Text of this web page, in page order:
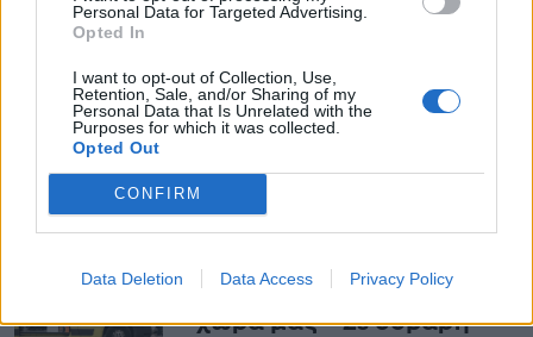
Personal Data for Targeted Advertising.
Opted In
I want to opt-out of Collection, Use,
Retention, Sale, and/or Sharing of my
Personal Data that Is Unrelated with the
Purposes for which it was collected.
Opted Out
CONFIRM
Data Deletion Data Access Privacy Policy
που είχαν μείνει πίσω. Νέες συνεργασίες,
αλλαγή κατεύθυνσης μπορεί να
αποδειχθούν ιδιαίτερα θετικές.
Προτεινόμενο Άρθρο
Έκτακτη είδηση: Σφοδρό
τροχαίο με αγροτικό στη
χώρα μας – Σε σοβαρή